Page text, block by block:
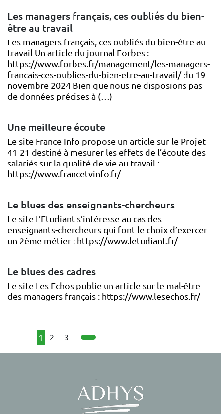
Les managers français, ces oubliés du bien-
être au travail
Les managers français, ces oubliés du bien-être au
travail Un article du journal Forbes :
https://www.forbes.fr/management/les-managers-
francais-ces-oublies-du-bien-etre-au-travail/ du 19
novembre 2024 Bien que nous ne disposions pas
de données précises à (…)
Une meilleure écoute
Le site France Info propose un article sur le Projet
41-21 destiné à mesurer les effets de l’écoute des
salariés sur la qualité de vie au travail :
https://www.francetvinfo.fr/
Le blues des enseignants-chercheurs
Le site L’Etudiant s’intéresse au cas des
enseignants-chercheurs qui font le choix d’exercer
un 2ème métier : https://www.letudiant.fr/
Le blues des cadres
Le site Les Echos publie un article sur le mal-être
des managers français : https://www.lesechos.fr/
Page
1 Page
2 Page
3